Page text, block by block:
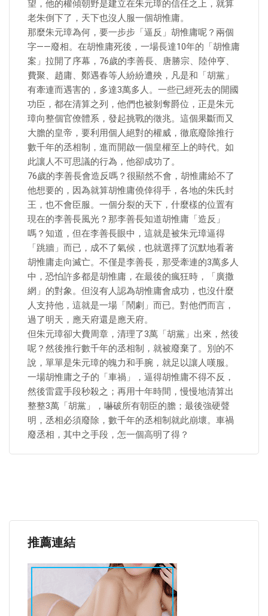
望，他的權傾朝野是建立在朱元璋的信任之上，就算
老朱倒下了，天下也沒人服一個胡惟庸。
那麼朱元璋為何，要一步步「逼反」胡惟庸呢？兩個
字——廢相。在胡惟庸死後，一場長達10年的「胡惟庸
案」拉開了序幕，76歲的李善長、唐勝宗、陸仲亨、
費聚、趙庸、鄭遇春等人紛紛遭殃，凡是和「胡黨」
有牽連而遇害的，多達3萬多人。一些已經死去的開國
功臣，都在清算之列，他們也被剝奪爵位，正是朱元
璋向整個官僚體系，發起挑戰的徵兆。這個果斷而又
大膽的皇帝，要利用個人絕對的權威，徹底廢除推行
數千年的丞相制，進而開啟一個皇權至上的時代。如
此讓人不可思議的行為，他卻成功了。
76歲的李善長會造反嗎？很顯然不會，胡惟庸給不了
他想要的，因為就算胡惟庸僥倖得手，各地的朱氏封
王，也不會臣服。一個分裂的天下，什麼樣的位置有
現在的李善長風光？那李善長知道胡惟庸「造反」
嗎？知道，但在李善長眼中，這就是被朱元璋逼得
「跳牆」而已，成不了氣候，也就選擇了沉默地看著
胡惟庸走向滅亡。不僅是李善長，那受牽連的3萬多人
中，恐怕許多都是胡惟庸，在最後的瘋狂時，「廣撒
網」的對象。但沒有人認為胡惟庸會成功，也沒什麼
人支持他，這就是一場「鬧劇」而已。對他們而言，
過了明天，應天府還是應天府。
但朱元璋卻大費周章，清理了3萬「胡黨」出來，然後
呢？然後推行數千年的丞相制，就被廢棄了。別的不
說，單單是朱元璋的魄力和手腕，就足以讓人嘆服。
一場胡惟庸之子的「車禍」，逼得胡惟庸不得不反，
然後雷霆手段秒殺之；再用十年時間，慢慢地清算出
整整3萬「胡黨」，嚇破所有朝臣的膽；最後強硬聲
明，丞相必須廢除，數千年的丞相制就此崩壞。車禍
廢丞相，其中之手段，怎一個高明了得？
推薦連結